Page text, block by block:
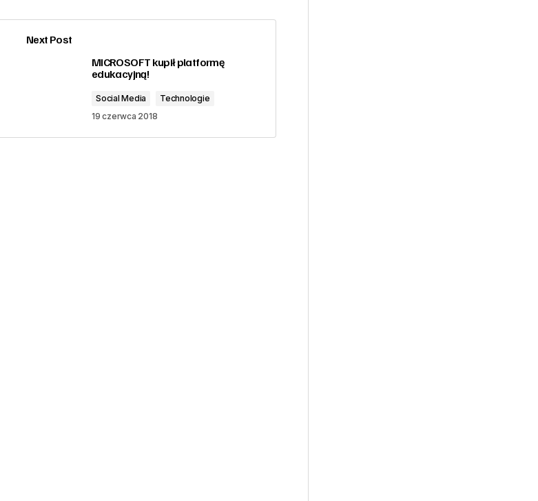
Next Post
MICROSOFT kupił platformę
edukacyjną!
Social Media
Technologie
19 czerwca 2018